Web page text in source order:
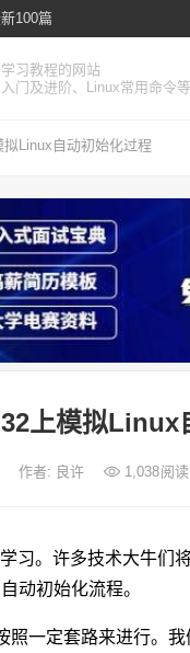
100篇
习教程的网站
门及进阶、Linux常用命令
Linux自动初始化过程
上模拟Linux
作者: 良许 1,038阅读
习。许多技术大牛们
动初始化流程。
照一定套路来进行。